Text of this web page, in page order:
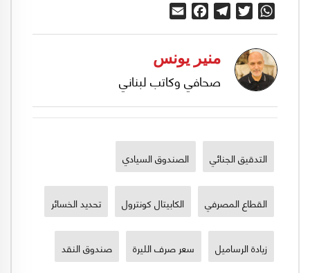
WhatsApp
Twitter
Telegram
Facebook
منير يونس
صحافي وكاتب لبناني
التدقيق الجنائي الصندوق السيادي
القطاع المصرفي الكابيتال كونترول تحديد الخسائر
زيادة الرساميل سعر صرف الليرة صندوق النقد